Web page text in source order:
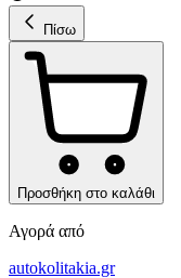
Πίσω
Προσθήκη στο καλάθι
Αγορά από
autokolitakia.gr